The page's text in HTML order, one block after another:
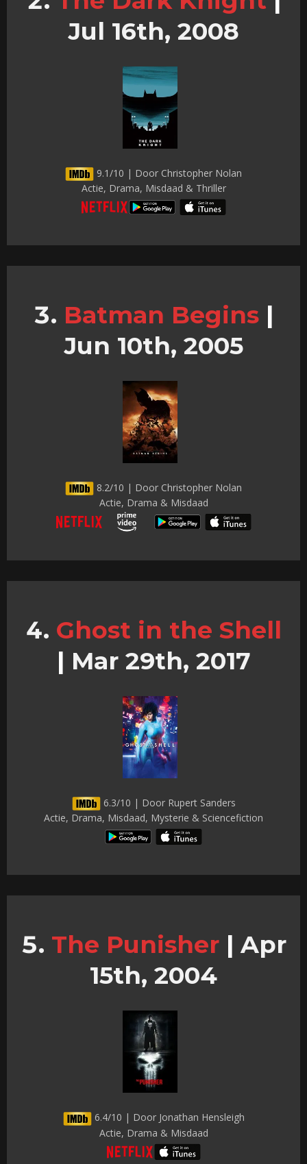
Jul 16th, 2008
9.1/10 | Door Christopher Nolan
Actie, Drama, Misdaad & Thriller
Batman Begins |
Jun 10th, 2005
8.2/10 | Door Christopher Nolan
Actie, Drama & Misdaad
Ghost in the Shell
| Mar 29th, 2017
6.3/10 | Door Rupert Sanders
Actie, Drama, Misdaad, Mysterie & Sciencefiction
The Punisher | Apr
15th, 2004
6.4/10 | Door Jonathan Hensleigh
Actie, Drama & Misdaad